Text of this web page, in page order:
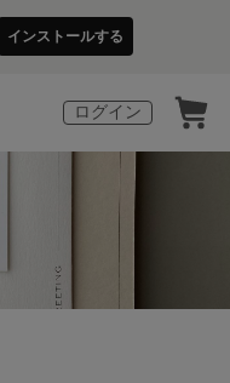
インストールする
ログイン